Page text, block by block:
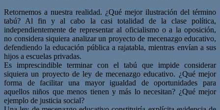
Retornemos a nuestra realidad. ¿Qué mejor ilustración del término
tabú? Al fin y al cabo la casi totalidad de la clase política,
independientemente de representar al oficialismo o a la oposición,
no considera siquiera analizar un proyecto de mecenazgo educativo,
defendiendo la educación pública a rajatabla, mientras envían a sus
hijos a escuelas privadas.
Es imprescindible terminar con el tabú que impide considerar
siquiera un proyecto de ley de mecenazgo educativo. ¿Qué mejor
forma de facilitar una mayor igualdad de oportunidades para
aquellos niños que menos tienen y más lo necesitan? ¿Qué mejor
ejemplo de justicia social?